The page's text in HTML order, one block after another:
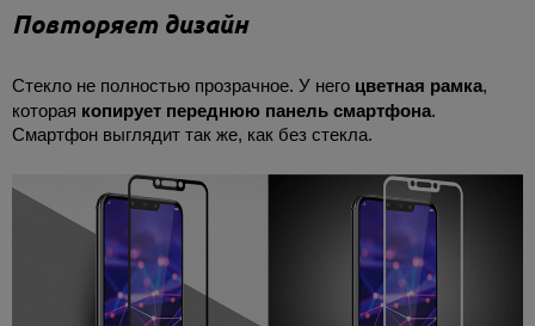
Повторяет дизайн
Cтекло не полностью прозрачное. У него цветная рамка,
которая копирует переднюю панель смартфона.
Смартфон выглядит так же, как без стекла.